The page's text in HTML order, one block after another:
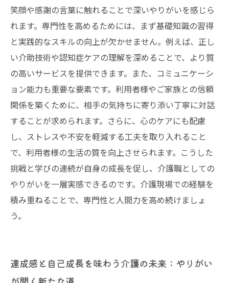
笑顔や感謝の言葉に触れることで深いやりがいを感じら
れます。専門性を高めるためには、まず基礎知識の習得
と実践的なスキルの向上が欠かせません。例えば、正し
い介助技術や認知症ケアの理解を深めることで、より質
の高いサービスを提供できます。また、コミュニケーシ
ョン能力も重要な要素です。利用者様やご家族との信頼
関係を築くために、相手の気持ちに寄り添い丁寧に対話
することが求められます。さらに、心のケアにも配慮
し、ストレスや不安を軽減する工夫を取り入れること
で、利用者様の生活の質を向上させられます。こうした
挑戦と学びの連続が自身の成長を促し、介護職としての
やりがいを一層実感できるのです。介護現場での経験を
積み重ねることで、専門性と人間力を高め続けましょ
う。
達成感と自己成長を味わう介護の未来：やりがい